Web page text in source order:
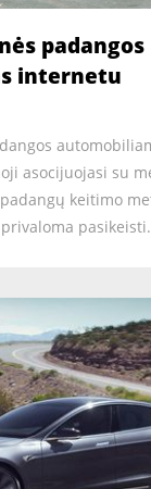
padangos
internetu
asocijuojasi su
keitimo